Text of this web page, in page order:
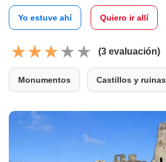
Yo estuve ahí Quiero ir allí
(3 evaluación)
Monumentos Castillos y ruinas